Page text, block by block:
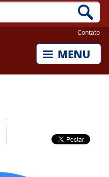
Contato